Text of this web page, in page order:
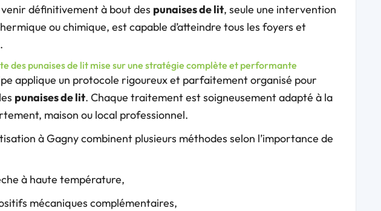
définitivement à bout des punaises de lit, seule une intervention
ou chimique, est capable d’atteindre tous les foyers et
des punaises de lit mise sur une stratégie complète et performante
applique un protocole rigoureux et parfaitement organisé pour
punaises de lit. Chaque traitement est soigneusement adapté à la
maison ou local professionnel.
à Gagny combinent plusieurs méthodes selon l’importance de
à haute température,
mécaniques complémentaires,